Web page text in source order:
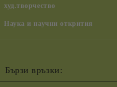
худ.творчество
Наука и научни открития
Бързи връзки: